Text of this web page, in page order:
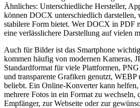
Ähnliches: Unterschiedliche Hersteller,
können DOCX unterschiedlich darstellen,
stabilere Form bietet. Wer DOCX in PDF
eine verlässlichere Darstellung auf vielen
Auch für Bilder ist das Smartphone
kommen häufig von modernen Kameras,
Standardformat für viele Plattformen,
und transparente Grafiken genutzt,
beliebt. Ein Online-Konverter kann
mehrere Fotos in ein Format zu wechseln,
Empfänger, zur Webseite oder zur